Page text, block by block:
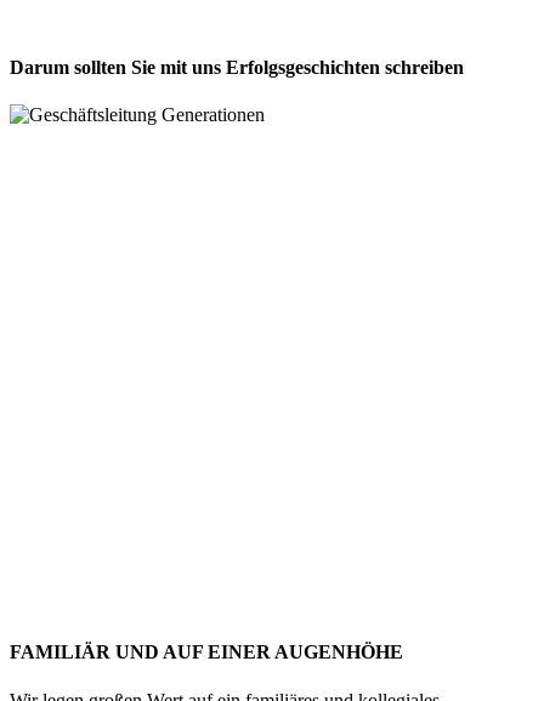
Darum sollten Sie mit uns Erfolgsgeschichten schreiben
FAMILIÄR UND AUF EINER AUGENHÖHE